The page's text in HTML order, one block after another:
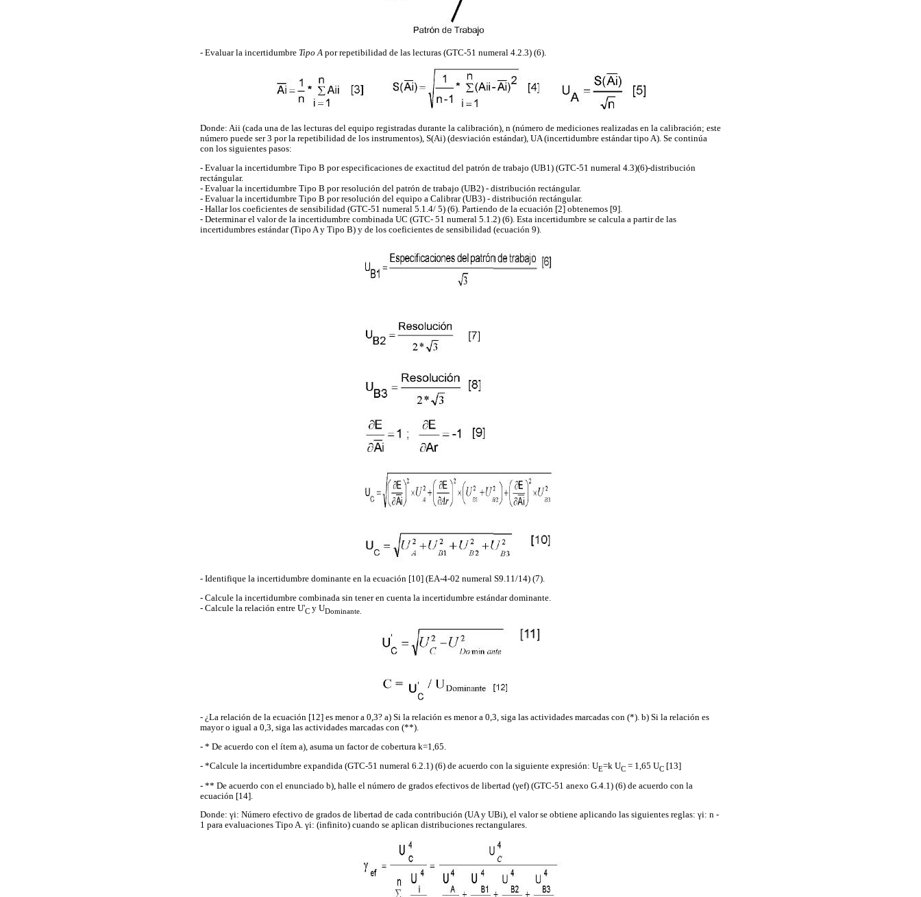
- Evaluar la incertidumbre Tipo A por repetibilidad de las lecturas (GTC-51 numeral 4.2.3) (6).
Donde: Aii (cada una de las lecturas del equipo registradas durante la calibración), n (número de mediciones realizadas en la calibración; este
número puede ser 3 por la repetibilidad de los instrumentos), S(Ai) (desviación estándar), UA (incertidumbre estándar tipo A). Se continúa
con los siguientes pasos:
- Evaluar la incertidumbre Tipo B por especificaciones de exactitud del patrón de trabajo (UB1) (GTC-51 numeral 4.3)(6)-distribución
rectángular.
- Evaluar la incertidumbre Tipo B por resolución del patrón de trabajo (UB2) - distribución rectángular.
- Evaluar la incertidumbre Tipo B por resolución del equipo a Calibrar (UB3) - distribución rectángular.
- Hallar los coeficientes de sensibilidad (GTC-51 numeral 5.1.4/ 5) (6). Partiendo de la ecuación [2] obtenemos [9].
- Determinar el valor de la incertidumbre combinada UC (GTC- 51 numeral 5.1.2) (6). Esta incertidumbre se calcula a partir de las
incertidumbres estándar (Tipo A y Tipo B) y de los coeficientes de sensibilidad (ecuación 9).
- Identifique la incertidumbre dominante en la ecuación [10] (EA-4-02 numeral S9.11/14) (7).
- Calcule la incertidumbre combinada sin tener en cuenta la incertidumbre estándar dominante.
- Calcule la relación entre U'C y UDominante.
- ¿La relación de la ecuación [12] es menor a 0,3? a) Si la relación es menor a 0,3, siga las actividades marcadas con (*). b) Si la relación es
mayor o igual a 0,3, siga las actividades marcadas con (**).
- * De acuerdo con el ítem a), asuma un factor de cobertura k=1,65.
- *Calcule la incertidumbre expandida (GTC-51 numeral 6.2.1) (6) de acuerdo con la siguiente expresión: UE=k UC = 1,65 UC [13]
- ** De acuerdo con el enunciado b), halle el número de grados efectivos de libertad (γef) (GTC-51 anexo G.4.1) (6) de acuerdo con la
ecuación [14].
Donde: γi: Número efectivo de grados de libertad de cada contribución (UA y UBi), el valor se obtiene aplicando las siguientes reglas: γi: n -
1 para evaluaciones Tipo A. γi: (infinito) cuando se aplican distribuciones rectangulares.